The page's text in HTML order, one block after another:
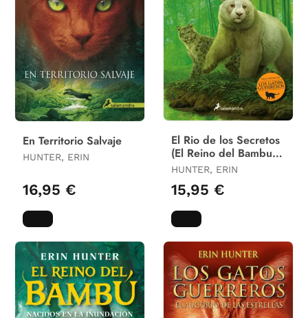
En Territorio Salvaje
HUNTER, ERIN
16,95 €
El Rio de los Secretos
(El Reino del Bambu
2)
HUNTER, ERIN
15,95 €